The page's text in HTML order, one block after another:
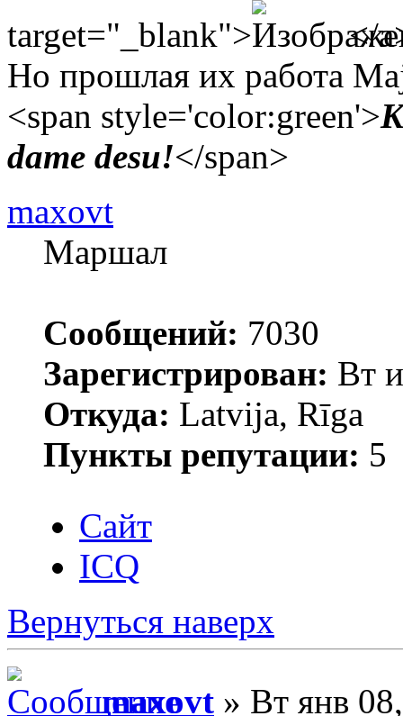
target="_blank">
</
Но прошлая их работа
<span style='color:green'>
dame desu!</span>
maxovt
Маршал
Сообщений: 7030
Зарегистрирован: Вт
Откуда: Latvija, Rīga
Пункты репутации: 5
Сайт
ICQ
Вернуться наверх
maxovt » Вт янв